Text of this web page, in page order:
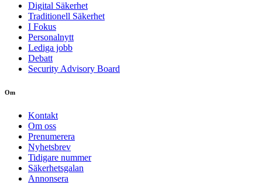
Digital Säkerhet
Traditionell Säkerhet
I Fokus
Personalnytt
Lediga jobb
Debatt
Security Advisory Board
Om
Kontakt
Om oss
Prenumerera
Nyhetsbrev
Tidigare nummer
Säkerhetsgalan
Annonsera